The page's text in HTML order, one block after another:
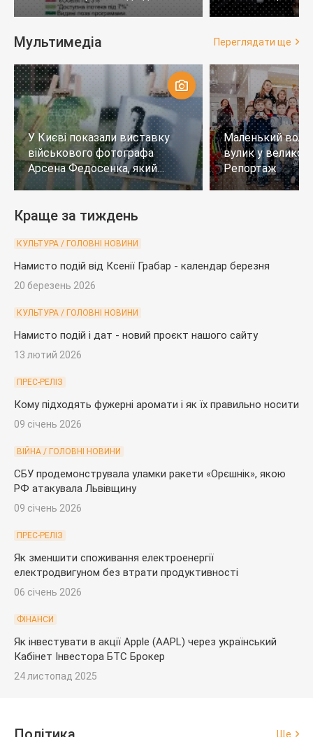
років
тих, хто не
Мультимедіа Переглядати ще
У Києві показали виставку
військового фотографа
Арсена Федосенка, який
загинув на війні
Маленький
вулик у
Репортаж
Краще за тиждень
КУЛЬТУРА / ГОЛОВНІ НОВИНИ
Намисто подій від Ксенії Грабар - календар березня
20 березень 2026
КУЛЬТУРА / ГОЛОВНІ НОВИНИ
Намисто подій і дат - новий проєкт нашого сайту
13 лютий 2026
ПРЕС-РЕЛІЗ
Кому підходять фужерні аромати і як їх правильно носити
09 січень 2026
ВІЙНА / ГОЛОВНІ НОВИНИ
СБУ продемонструвала уламки ракети «Орєшнік», якою
РФ атакувала Львівщину
09 січень 2026
ПРЕС-РЕЛІЗ
Як зменшити споживання електроенергії
електродвигуном без втрати продуктивності
06 січень 2026
ФІНАНСИ
Як інвестувати в акції Apple (AAPL) через український
Кабінет Інвестора БТС Брокер
24 листопад 2025
Ще